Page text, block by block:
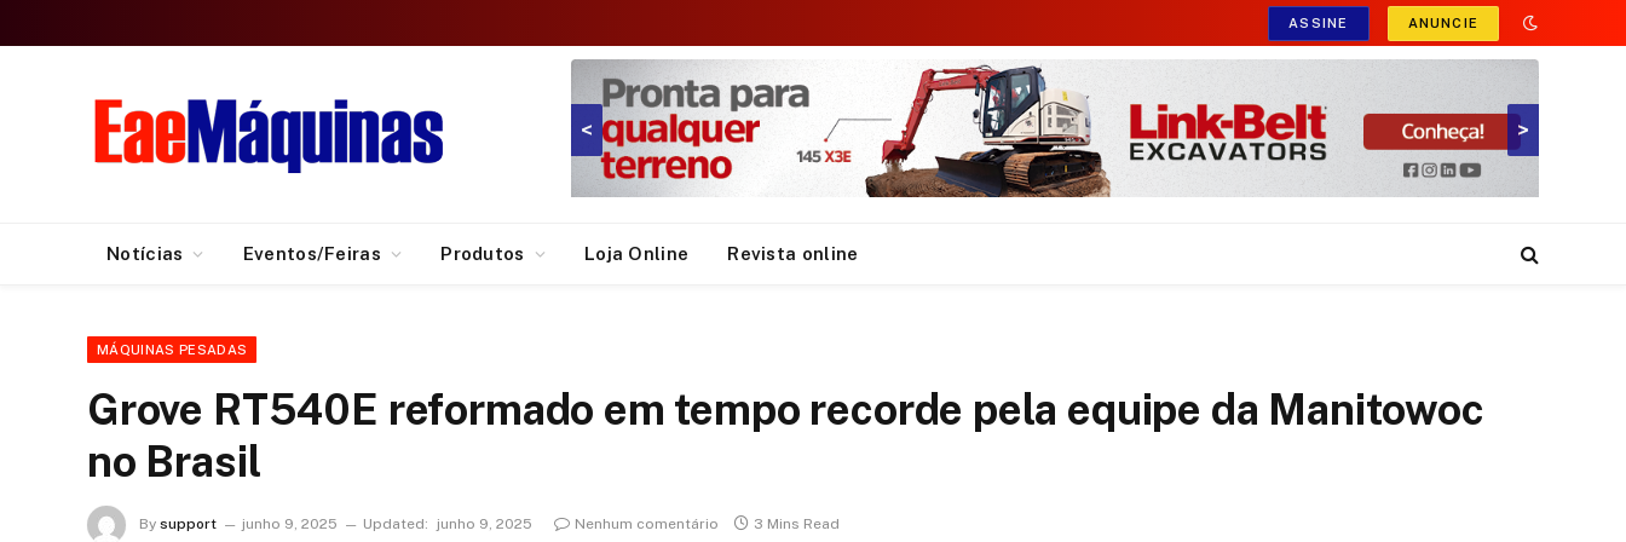
ASSINE ANUNCIE
>
<
Notícias Eventos/Feiras Produtos Loja Online Revista online
MÁQUINAS PESADAS
Grove RT540E reformado em tempo recorde pela equipe da Manitowoc
no Brasil
By support junho 9, 2025 Updated: junho 9, 2025 Nenhum comentário 3 Mins Read